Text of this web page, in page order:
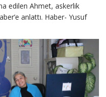
edilen Ahmet, askerlik
anlattı. Haber- Yusuf